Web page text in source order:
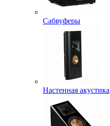
Сабвуферы
Настенная акустика